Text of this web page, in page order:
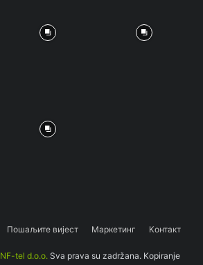
Пошаљите вијест Маркетинг Контакт
NF-tel d.o.o. Sva prava su zadržana. Kopiranje